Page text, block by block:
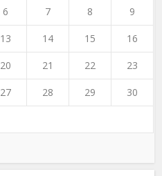
6 7 8 9
13 14 15 16
20 21 22 23
27 28 29 30